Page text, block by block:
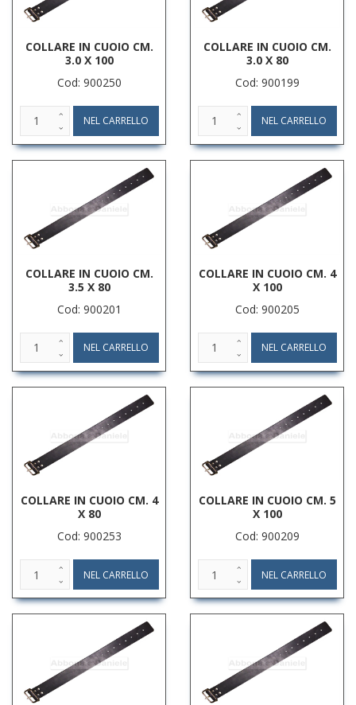
COLLARE IN CUOIO CM.
3.0 X 100
Cod: 900250
COLLARE IN CUOIO CM.
3.0 X 80
Cod: 900199
COLLARE IN CUOIO CM.
3.5 X 80
Cod: 900201
COLLARE IN CUOIO CM. 4
X 100
Cod: 900205
COLLARE IN CUOIO CM. 4
X 80
Cod: 900253
COLLARE IN CUOIO CM. 5
X 100
Cod: 900209